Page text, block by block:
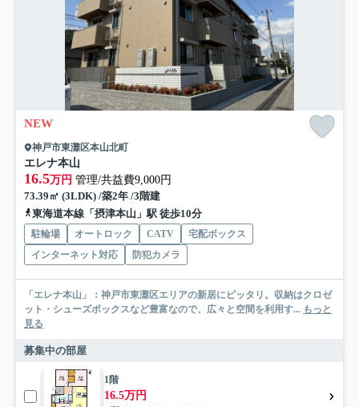
NEW
神戸市東灘区本山北町
エレナ本山
16.5万円 管理/共益費9,000円
73.39㎡ (3LDK) /築2年 /3階建
東海道本線「摂津本山」駅 徒歩10分
駐輪場 オートロック CATV
宅配ボックス
インターネット対応
防犯カメラ
「エレナ本山」：神戸市東灘区エリアの新居にピッタリ。収納はクロゼ
ット・シューズボックスなど豊富なので、広々と空間を利用す... もっと
見る
募集中の部屋
1階
16.5万円